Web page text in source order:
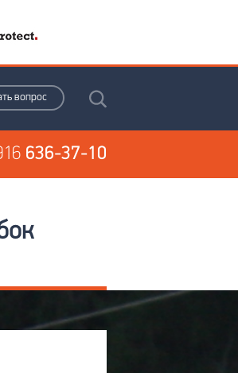
вопрос
636-37-10